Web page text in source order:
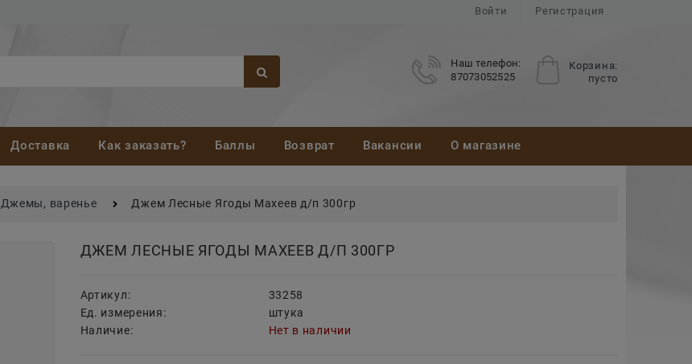
Войти Регистрация
Корзина:
пусто
Наш телефон:
87073052525
Доставка Как заказать? Баллы Возврат Вакансии О магазине
Джемы, варенье Джем Лесные Ягоды Махеев д/п 300гр
ДЖЕМ ЛЕСНЫЕ ЯГОДЫ МАХЕЕВ Д/П 300ГР
Артикул:
33258
Ед. измерения:
штука
Наличие:
Нет в наличии